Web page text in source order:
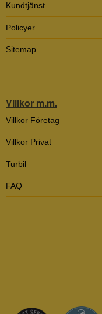
Kundtjänst
Policyer
Sitemap
Villkor m.m.
Villkor Företag
Villkor Privat
Turbil
FAQ